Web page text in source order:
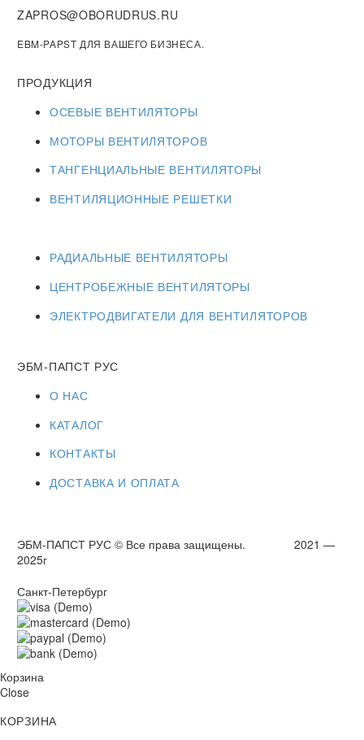
ZAPROS@OBORUDRUS.RU
EBM-PAPST ДЛЯ ВАШЕГО БИЗНЕСА.
ПРОДУКЦИЯ
ОСЕВЫЕ ВЕНТИЛЯТОРЫ
МОТОРЫ ВЕНТИЛЯТОРОВ
ТАНГЕНЦИАЛЬНЫЕ ВЕНТИЛЯТОРЫ
ВЕНТИЛЯЦИОННЫЕ РЕШЕТКИ
РАДИАЛЬНЫЕ ВЕНТИЛЯТОРЫ
ЦЕНТРОБЕЖНЫЕ ВЕНТИЛЯТОРЫ
ЭЛЕКТРОДВИГАТЕЛИ ДЛЯ ВЕНТИЛЯТОРОВ
ЭБМ-ПАПСТ РУС
О НАС
КАТАЛОГ
КОНТАКТЫ
ДОСТАВКА И ОПЛАТА
ЭБМ-ПАПСТ РУС © Все права защищены. 2021 —
2025г
Санкт-Петербург
Корзина
Close
КОРЗИНА